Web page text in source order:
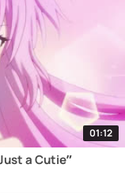
01:12
a Cutie”